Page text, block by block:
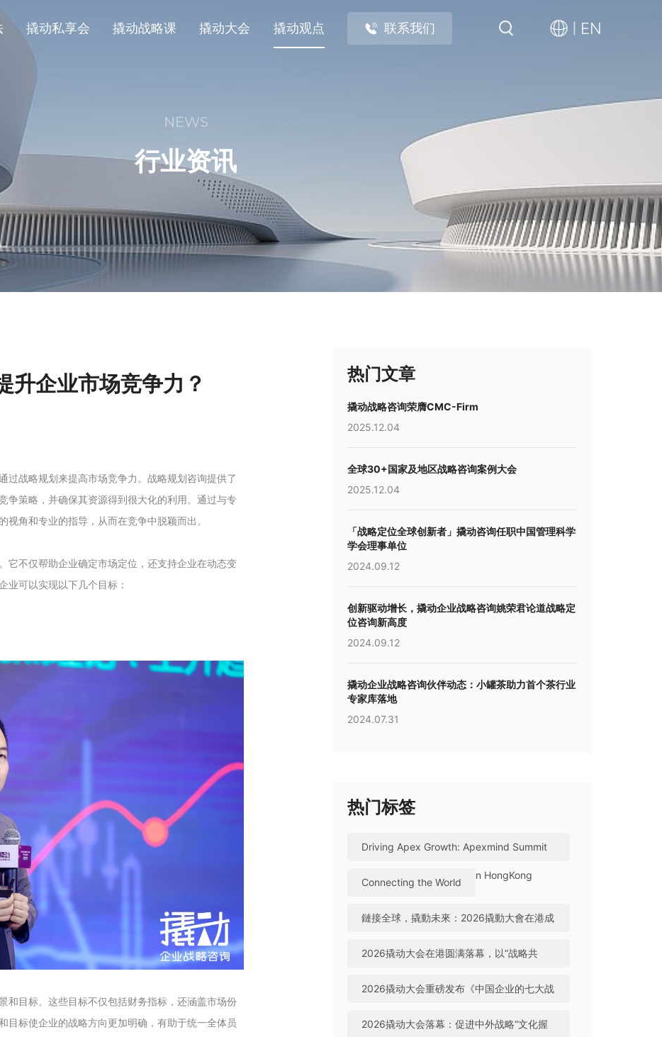
撬动私享会 撬动战略课 撬动大会 撬动观点 联系我们 EN
NEWS
行业资讯
升企业市场竞争力？
过战略规划来提高市场竞争力。战略规划咨询提供了
争策略，并确保其资源得到很大化的利用。通过与专
视角和专业的指导，从而在竞争中脱颖而出。
它不仅帮助企业确定市场定位，还支持企业在动态变
业可以实现以下几个目标：
和目标。这些目标不仅包括财务指标，还涵盖市场份
目标使企业的战略方向更加明确，有助于统一全体员
热门文章
撬动战略咨询荣膺CMC-Firm
2025.12.04
全球30+国家及地区战略咨询案例大会
2025.12.04
「战略定位全球创新者」撬动咨询任职中国管理科学
学会理事单位
2024.09.12
创新驱动增长，撬动企业战略咨询姚荣君论道战略定
位咨询新高度
2024.09.12
撬动企业战略咨询伙伴动态：小罐茶助力首个茶行业
专家库落地
2024.07.31
热门标签
Driving Apex Growth: Apexmind Summit
2026 Successfully Held in HongKong
Connecting the World
鏈接全球，撬動未來：2026撬動大會在港成
功舉辦
2026撬动大会在港圆满落幕，以“战略共
生”引领中国咨询迈向全球高地
2026撬动大会重磅发布《中国企业的七大战
略机遇》，助力中国实践与世界视野“文化握
2026撬动大会落幕：促进中外战略“文化握